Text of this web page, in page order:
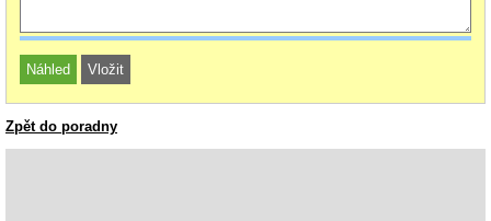
Zpět do poradny